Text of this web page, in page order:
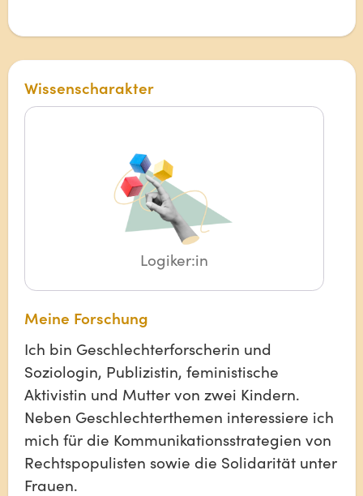
Wissenscharakter
Logiker:in
Meine Forschung
Ich bin Geschlechterforscherin und
Soziologin, Publizistin, feministische
Aktivistin und Mutter von zwei Kindern.
Neben Geschlechterthemen interessiere ich
mich für die Kommunikationsstrategien von
Rechtspopulisten sowie die Solidarität unter
Frauen.